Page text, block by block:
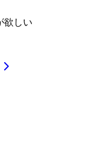
欲しい